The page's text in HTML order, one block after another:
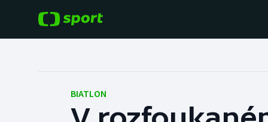
Hokej Baseball a softbal
BIATLON